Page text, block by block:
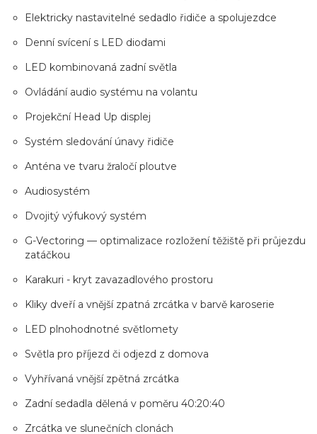
Elektricky nastavitelné sedadlo řidiče a spolujezdce
Denní svícení s LED diodami
LED kombinovaná zadní světla
Ovládání audio systému na volantu
Projekční Head Up displej
Systém sledování únavy řidiče
Anténa ve tvaru žraločí ploutve
Audiosystém
Dvojitý výfukový systém
G-Vectoring — optimalizace rozložení těžiště při průjezdu
zatáčkou
Karakuri - kryt zavazadlového prostoru
Kliky dveří a vnější zpatná zrcátka v barvě karoserie
LED plnohodnotné světlomety
Světla pro příjezd či odjezd z domova
Vyhřívaná vnější zpětná zrcátka
Zadní sedadla dělená v poměru 40:20:40
Zrcátka ve slunečních clonách